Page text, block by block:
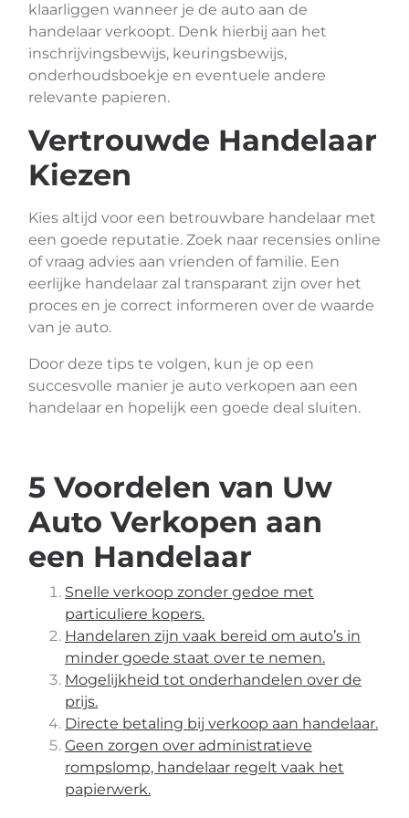
klaarliggen wanneer je de auto aan de
handelaar verkoopt. Denk hierbij aan het
inschrijvingsbewijs, keuringsbewijs,
onderhoudsboekje en eventuele andere
relevante papieren.
Vertrouwde Handelaar
Kiezen
Kies altijd voor een betrouwbare handelaar met
een goede reputatie. Zoek naar recensies online
of vraag advies aan vrienden of familie. Een
eerlijke handelaar zal transparant zijn over het
proces en je correct informeren over de waarde
van je auto.
Door deze tips te volgen, kun je op een
succesvolle manier je auto verkopen aan een
handelaar en hopelijk een goede deal sluiten.
5 Voordelen van Uw
Auto Verkopen aan
een Handelaar
Snelle verkoop zonder gedoe met
particuliere kopers.
Handelaren zijn vaak bereid om auto’s in
minder goede staat over te nemen.
Mogelijkheid tot onderhandelen over de
prijs.
Directe betaling bij verkoop aan handelaar.
Geen zorgen over administratieve
rompslomp, handelaar regelt vaak het
papierwerk.